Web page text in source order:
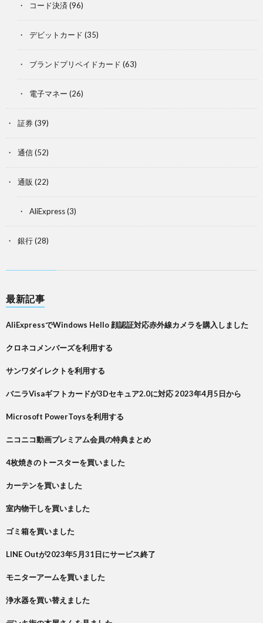
コード決済 (96)
デビットカード (35)
ブランドプリペイドカード (63)
電子マネー (26)
証券(39)
通信(52)
通販 (22)
AliExpress(3)
銀行(28)
最新記事
AliExpressでWindows Hello 顔認証対応赤外線カメラを購入しました
クロネコメンバーズを利用する
サンワダイレクトを利用する
バニラVisaギフトカードが3Dセキュア2.0に対応 2023年4月5日から
Microsoft PowerToysを利用する
ニコニコ動画プレミアム会員の特典まとめ
4枚焼きのトースターを買いました
カーテンを買いました
室内物干しを買いました
ゴミ箱を買いました
LINE Outが2023年5月31日にサービス終了
モニターアームを買いました
浄水器を買い替えました